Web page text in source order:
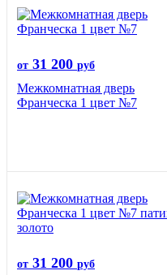
от 31 200 руб
Межкомнатная дверь
Франческа 1 цвет №7
от 31 200 руб